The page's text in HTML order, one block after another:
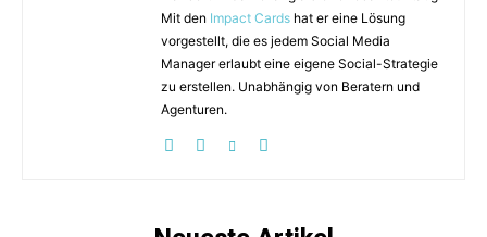
Mit den Impact Cards hat er eine Lösung
vorgestellt, die es jedem Social Media
Manager erlaubt eine eigene Social-Strategie
zu erstellen. Unabhängig von Beratern und
Agenturen.